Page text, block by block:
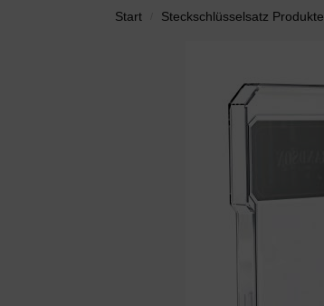
Start Steckschlüsselsatz Produkte